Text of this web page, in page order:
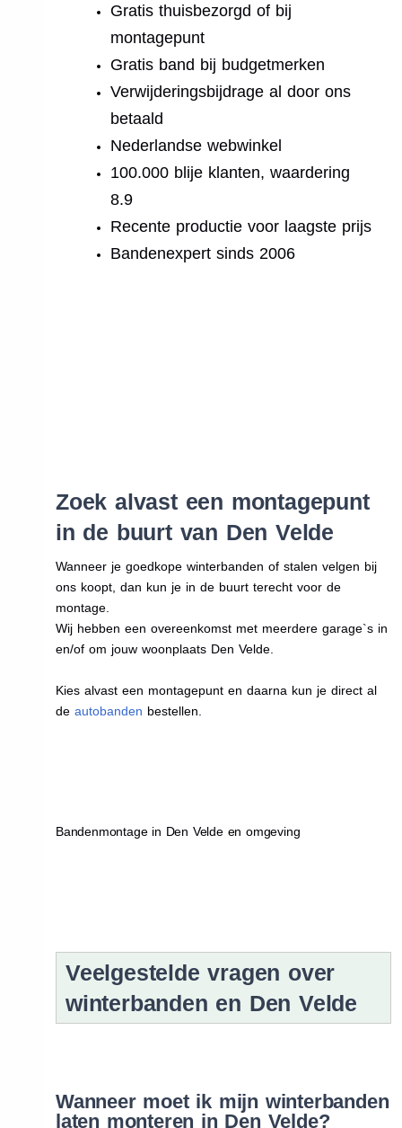
Gratis thuisbezorgd of bij
montagepunt
Gratis band bij budgetmerken
Verwijderingsbijdrage al door ons
betaald
Nederlandse webwinkel
100.000 blije klanten, waardering
8.9
Recente productie voor laagste prijs
Bandenexpert sinds 2006
Zoek alvast een montagepunt
in de buurt van Den Velde
Wanneer je goedkope winterbanden of stalen velgen bij
ons koopt, dan kun je in de buurt terecht voor de
montage.
Wij hebben een overeenkomst met meerdere garage`s in
en/of om jouw woonplaats Den Velde.
Kies alvast een montagepunt en daarna kun je direct al
de autobanden bestellen.
Bandenmontage in Den Velde en omgeving
Veelgestelde vragen over
winterbanden en Den Velde
Wanneer moet ik mijn winterbanden
laten monteren in Den Velde?